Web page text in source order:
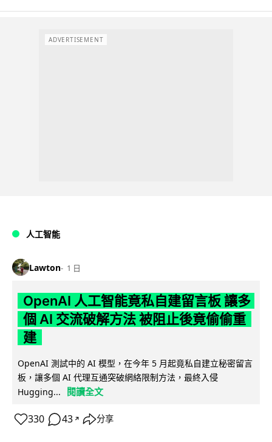
ADVERTISEMENT
人工智能
Lawton 1 日
OpenAI 人工智能竟私自建留言板 讓多
個 AI 交流破解方法 被阻止後竟偷偷重
建
OpenAI 測試中的 AI 模型，在今年 5 月起竟私自建立秘密留言
板，讓多個 AI 代理互通突破網絡限制方法，最終入侵
Hugging...
閱讀全文
330 43 ↗ 分享